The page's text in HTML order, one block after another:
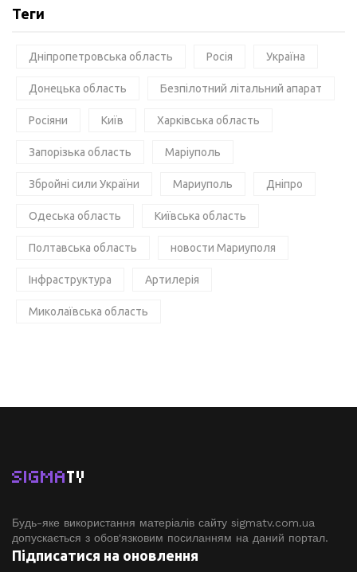
Теги
Дніпропетровська область Росія Україна
Донецька область Безпілотний літальний апарат
Росіяни Київ Харківська область
Запорізька область Маріуполь
Збройні сили України Мариуполь Дніпро
Одеська область Київська область
Полтавська область новости Мариуполя
Інфраструктура Артилерія
Миколаївська область
SIGMATV
Будь-яке використання матеріалів сайту sigmatv.com.ua
допускається з обов'язковим посиланням на даний портал.
Підписатися на оновлення